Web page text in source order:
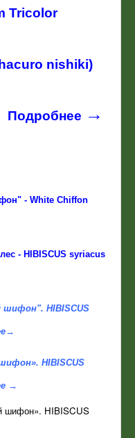
Tricolor
nishiki)
Подробнее →
- White Chiffon
- HIBISCUS syriacus
шифон". HIBISCUS
HIBISCUS
→
шифон». HIBISCUS